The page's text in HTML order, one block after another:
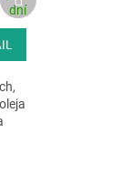
dníprodukt